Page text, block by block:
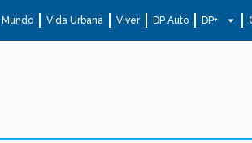
Mundo Vida Urbana Viver DP Auto DP+